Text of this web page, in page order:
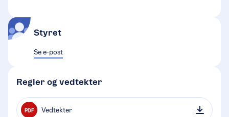
Styret
Se e-post
Regler og vedtekter
PDF Vedtekter